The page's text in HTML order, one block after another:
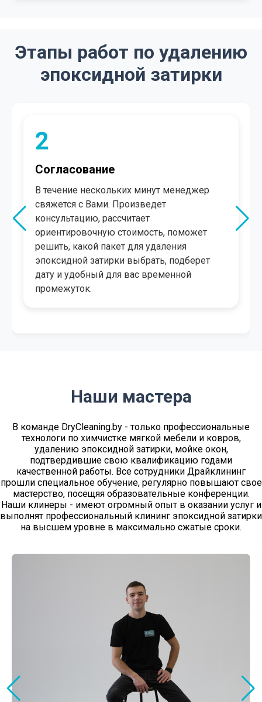
Этапы работ по удалению
эпоксидной затирки
2
Согласование
В течение нескольких минут менеджер
свяжется с Вами. Произведет
консультацию, рассчитает
ориентировочную стоимость, поможет
решить, какой пакет для удаления
эпоксидной затирки выбрать, подберет
дату и удобный для вас временной
промежуток.
Наши мастера
В команде DryСleaning.by - только профессиональные
технологи по химчистке мягкой мебели и ковров,
удалению эпоксидной затирки, мойке окон,
подтвердившие свою квалификацию годами
качественной работы. Все сотрудники Драйклининг
прошли специальное обучение, регулярно повышают свое
мастерство, посещяя образовательные конференции.
Наши клинеры - имеют огромный опыт в оказании услуг и
выполнят профессиональный клининг эпоксидной затирки
на высшем уровне в максимально сжатые сроки.